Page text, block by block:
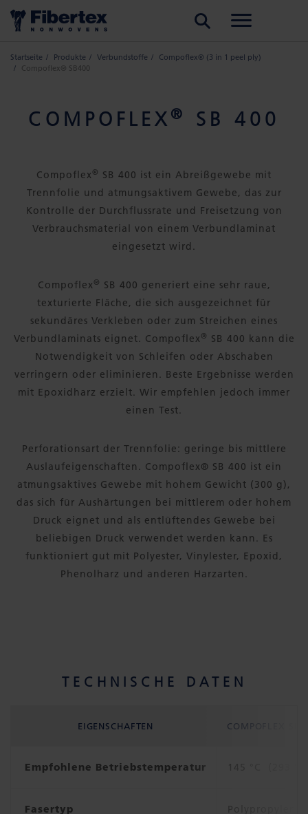
Startseite Produkte Verbundstoffe
Compoflex® (3 in 1 peel ply)
Compoflex® SB400
COMPOFLEX ® SB 400
Compoflex ® SB 400 ist ein Abreißgewebe mit
Trennfolie und atmungsaktivem Gewebe, das zur
Kontrolle der Durchflussrate und Freisetzung von
Verbrauchsmaterial von einem Verbundlaminat
eingesetzt wird.
Compoflex ® SB 400 generiert eine sehr raue,
texturierte Fläche, die sich ausgezeichnet für
sekundäres Verkleben oder zum Streichen eines
Verbundlaminats eignet. Compoflex ® SB 400 kann die
Notwendigkeit von Schleifen oder Abschaben
verringern oder eliminieren. Beste Ergebnisse werden
mit Epoxidharz erzielt. Wir empfehlen jedoch immer
einen Test.
Perforationsart der Trennfolie: geringe bis mittlere
Auslaufeigenschaften. Compoflex® SB 400 ist ein
atmungsaktives Gewebe mit hohem Gewicht (300 g),
das sich für Aushärtungen bei mittlerem oder hohem
Druck eignet und als entlüftendes Gewebe bei
beliebigen Druck verwendet werden kann. Es
funktioniert gut mit Polyester, Vinylester, Epoxid,
Phenolharz und anderen Harzarten.
TECHNISCHE DATEN
EIGENSCHAFTEN COMPOFLEX SB
Empfohlene Betriebstemperatur
Fasertyp